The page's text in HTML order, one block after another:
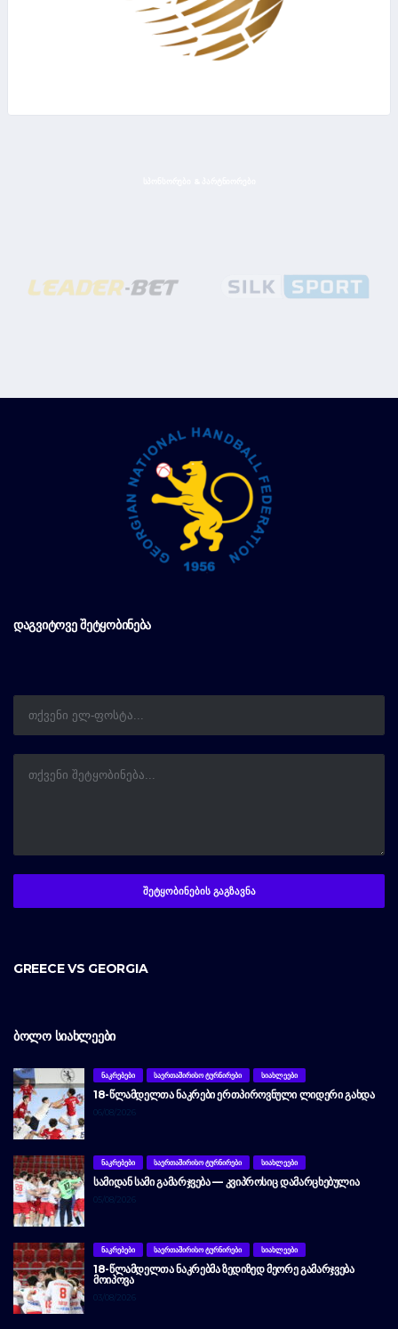
ᲓᲐᲒᲕᲘᲢᲝᲕᲔ ᲨᲔᲢᲧᲝᲑᲘᲜᲔᲑᲐ
GREECE VS GEORGIA
ᲑᲝᲚᲝ ᲡᲘᲐᲮᲚᲔᲔᲑᲘ
ᲜᲐᲙᲠᲔᲑᲔᲑᲘ ᲡᲐᲔᲠᲗᲐᲨᲘᲠᲘᲡᲝ ᲢᲣᲠᲜᲘᲠᲔᲑᲘ ᲡᲘᲐᲮᲚᲔᲔᲑᲘ
18-ᲬᲚᲐᲛᲓᲔᲚᲗᲐ ᲜᲐᲙᲠᲔᲑᲘ ᲔᲠᲗᲞᲘᲠᲝᲕᲜᲣᲚᲘ ᲚᲘᲓᲔᲠᲘ ᲒᲐᲮᲓᲐ
06/08/2026
ᲜᲐᲙᲠᲔᲑᲔᲑᲘ ᲡᲐᲔᲠᲗᲐᲨᲘᲠᲘᲡᲝ ᲢᲣᲠᲜᲘᲠᲔᲑᲘ ᲡᲘᲐᲮᲚᲔᲔᲑᲘ
ᲡᲐᲛᲘᲓᲐᲜ ᲡᲐᲛᲘ ᲒᲐᲛᲐᲠᲯᲕᲔᲑᲐ — ᲙᲕᲘᲞᲠᲝᲡᲘᲪ ᲓᲐᲛᲐᲠᲪᲮᲔᲑᲣᲚᲘᲐ
05/08/2026
ᲜᲐᲙᲠᲔᲑᲔᲑᲘ ᲡᲐᲔᲠᲗᲐᲨᲘᲠᲘᲡᲝ ᲢᲣᲠᲜᲘᲠᲔᲑᲘ ᲡᲘᲐᲮᲚᲔᲔᲑᲘ
18-ᲬᲚᲐᲛᲓᲔᲚᲗᲐ ᲜᲐᲙᲠᲔᲑᲛᲐ ᲖᲔᲓᲘᲖᲔᲓ ᲛᲔᲝᲠᲔ ᲒᲐᲛᲐᲠᲯᲕᲔᲑᲐ
ᲛᲝᲘᲞᲝᲕᲐ
03/08/2026